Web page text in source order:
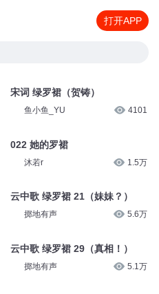
打开APP
宋词 绿罗裙（贺铸）
鱼小鱼_YU 4101
022 她的罗裙
沐若r 1.5万
云中歌 绿罗裙 21（妹妹？）
掷地有声 5.6万
云中歌 绿罗裙 29（真相！）
掷地有声 5.1万